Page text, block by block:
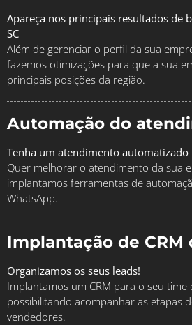
Apareça nos principais resultados de
SC
Além de gerenciar o perfil da sua
fazemos otimizações para que a sua
principais posições da região.
Automação do
Tenha um atendimento automatizado
Quer melhorar o atendimento da sua
implantamos ferramentas de
WhatsApp.
Implantação de CRM
Organizamos os seus leads!
Implantamos um CRM para o seu time
possibilitando acompanhar as etapas
vendedores.